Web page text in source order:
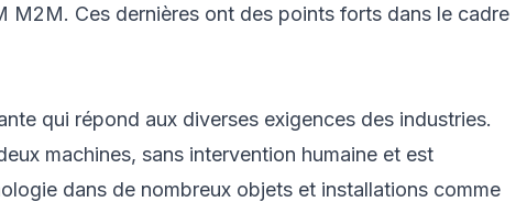
M2M. Ces dernières ont des points forts dans le cadre
qui répond aux diverses exigences des industries.
machines, sans intervention humaine et est
dans de nombreux objets et installations comme